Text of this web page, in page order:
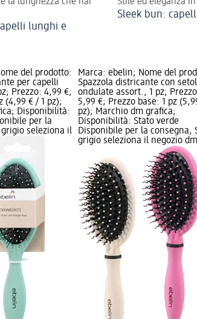
lunghi e
Sleek bun:
del prodotto:
per capelli
Prezzo: 4,99 €;
(4,99 € / 1 pz);
Disponibilità:
per la
seleziona il
Marca: ebelin; Nome del
Spazzola districante con
ondulate assort., 1 pz;
5,99 €; Prezzo base: 1 pz
pz); Marchio dm grafica;
Disponibilità: Stato verde
Disponibile per la consegna,
grigio seleziona il negozio dm